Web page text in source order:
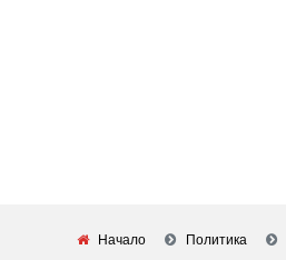
Начало Политика